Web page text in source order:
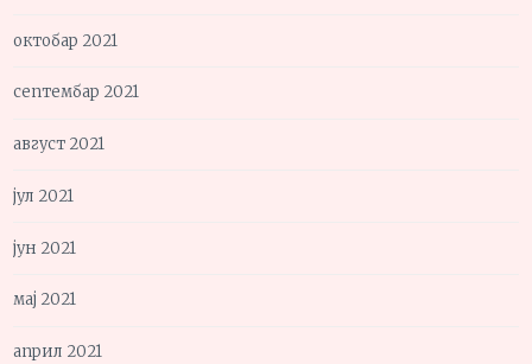
октобар 2021
септембар 2021
август 2021
јул 2021
јун 2021
мај 2021
април 2021